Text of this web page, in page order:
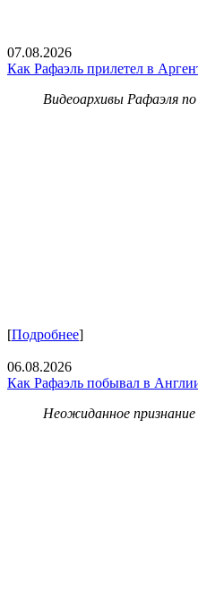
07.08.2026
Как Рафаэль прилетел в
Видеоархивы Рафаэля
[Подробнее]
06.08.2026
Как Рафаэль побывал в
Неожиданное признание